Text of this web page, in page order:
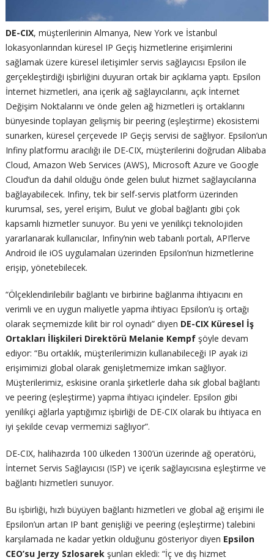
DE-CIX, müşterilerinin Almanya, New York ve İstanbul
lokasyonlarından küresel IP Geçiş hizmetlerine erişimlerini
sağlamak üzere küresel iletişimler servis sağlayıcısı Epsilon ile
gerçekleştirdiği işbirliğini duyuran ortak bir açıklama yaptı. Epsilon
İnternet hizmetleri, ana içerik ağ sağlayıcılarını, açık İnternet
Değişim Noktalarını ve önde gelen ağ hizmetleri iş ortaklarını
bünyesinde toplayan gelişmiş bir peering (eşleştirme) ekosistemi
sunarken, küresel çerçevede IP Geçiş servisi de sağlıyor. Epsilon’un
Infiny platformu aracılığı ile DE-CIX, müşterilerini doğrudan Alibaba
Cloud, Amazon Web Services (AWS), Microsoft Azure ve Google
Cloud’un da dahil olduğu önde gelen bulut hizmet sağlayıcılarına
bağlayabilecek. Infiny, tek bir self-servis platform üzerinden
kurumsal, ses, yerel erişim, Bulut ve global bağlantı gibi çok
kapsamlı hizmetler sunuyor. Bu yeni ve yenilikçi teknolojiden
yararlanarak kullanıcılar, Infiny’nin web tabanlı portalı, API’lerve
Android ile iOS uygulamaları üzerinden Epsilon’nun hizmetlerine
erişip, yönetebilecek.
“Ölçeklendirilebilir bağlantı ve birbirine bağlanma ihtiyacını en
verimli ve en uygun maliyetle yapma ihtiyacı Epsilon’u iş ortağı
olarak seçmemizde kilit bir rol oynadı” diyen DE-CIX Küresel İş
Ortakları İlişkileri Direktörü Melanie Kempfşöyle devam
ediyor: “Bu ortaklık, müşterilerimizin kullanabileceği IP ayak izi
erişimimizi global olarak genişletmemize imkan sağlıyor.
Müşterilerimiz, eskisine oranla şirketlerle daha sık global bağlantı
ve peering (eşleştirme) yapma ihtiyacı içindeler. Epsilon gibi
yenilikçi ağlarla yaptığımız işbirliği de DE-CIX olarak bu ihtiyaca en
iyi şekilde cevap vermemizi sağlıyor”.
DE-CIX, halihazırda 100 ülkeden 1300’ün üzerinde ağ operatörü,
İnternet Servis Sağlayıcısı (ISP) ve içerik sağlayıcısına eşleştirme ve
bağlantı hizmetleri sunuyor.
Bu işbirliği, hızlı büyüyen bağlantı hizmetleri ve global ağ erişimi ile
Epsilon’un artan IP bant genişliği ve peering (eşleştirme) talebini
karşılamada ne kadar yetkin olduğunu gösteriyor diyen Epsilon
CEO’su Jerzy Szlosarekşunları ekledi: “İç ve dış hizmet